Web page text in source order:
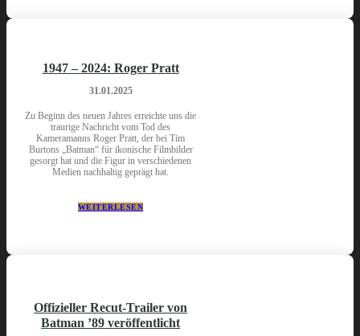
1947 – 2024: Roger Pratt
31.01.2025
Zu Beginn des neuen Jahres erreichte uns die
traurige Nachricht vom Tod des
Kameramanns Roger Pratt, der bei Tim
Burtons „Batman“ für ikonische Filmbilder
gesorgt hat und die Figur in verschiedenen
Medien nachhaltig geprägt hat.
WEITERLESEN
Offizieller Recut-Trailer von
Batman ’89 veröffentlicht